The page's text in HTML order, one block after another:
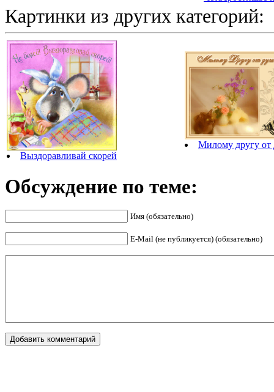
Картинки из других категорий:
Выздоравливай скорей
Милому другу
Обсуждение по теме:
Имя (обязательно)
E-Mail (не публикуется) (обязательно)